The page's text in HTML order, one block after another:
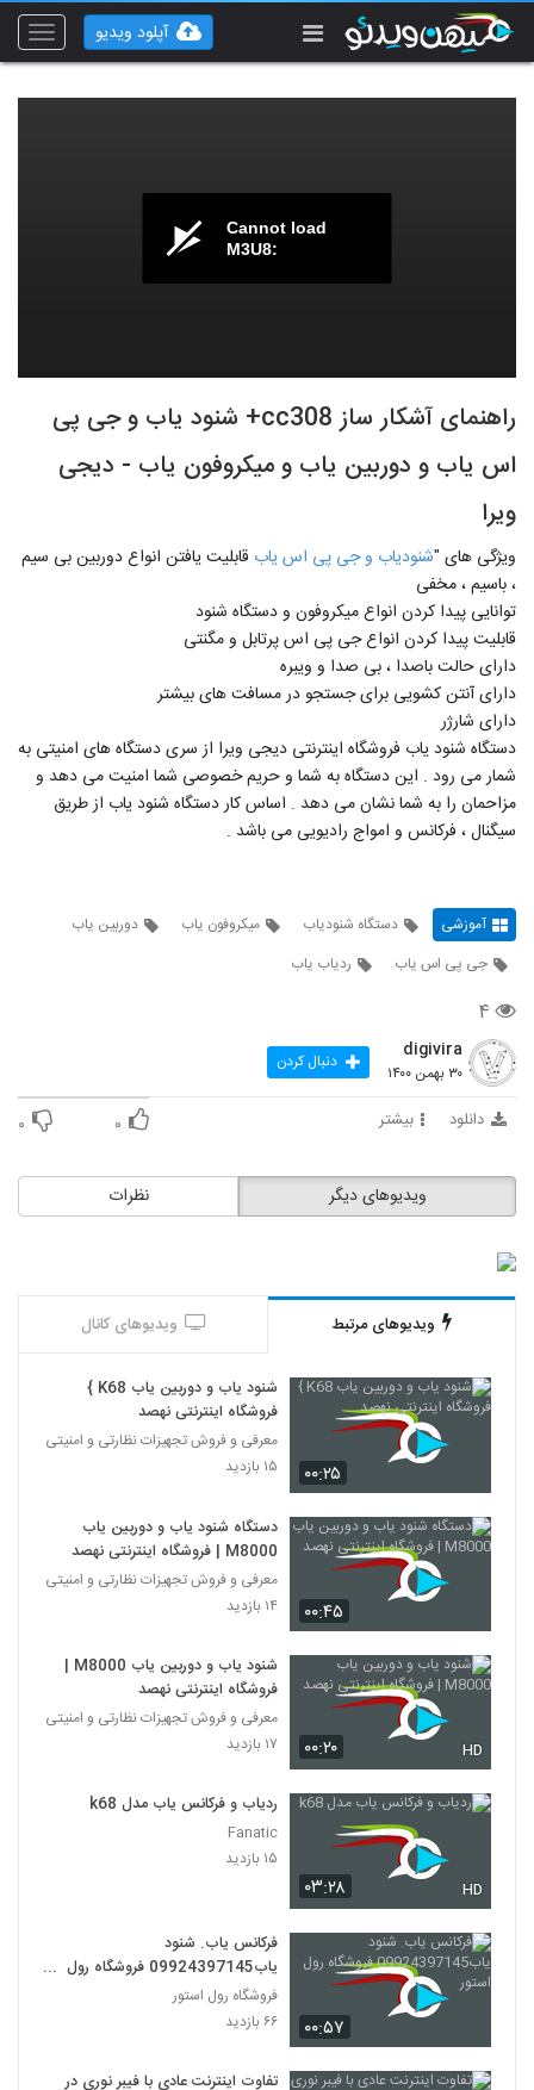
Toggle
آپلود ویدیو
Cannot load
M3U8:
راهنمای آشکار ساز cc308+ شنود یاب و جی پی
اس یاب و دوربین یاب و میکروفون یاب - دیجی
ویرا
ویژگی های "شنودیاب و جی پی اس یاب قابلیت یافتن انواع دوربین بی سیم
، باسیم ، مخفی
توانایی پیدا کردن انواع میکروفون و دستگاه شنود
قابلیت پیدا کردن انواع جی پی اس پرتابل و مگنتی
دارای حالت باصدا ، بی صدا و ویبره
دارای آنتن کشویی برای جستجو در مسافت های بیشتر
دارای شارژر
دستگاه شنود یاب فروشگاه اینترنتی دیجی ویرا از سری دستگاه های امنیتی به
شمار می رود . این دستگاه به شما و حریم خصوصی شما امنیت می دهد و
مزاحمان را به شما نشان می دهد . اساس کار دستگاه شنود یاب از طریق
سیگنال ، فرکانس و امواج رادیویی می باشد .
آموزشی دستگاه شنودیاب میکروفون یاب
دوربین یاب
جی پی اس یاب
ردیاب یاب
۴
digivira
۳۰ بهمن ۱۴۰۰ دنبال کردن
دانلود بیشتر ۰ ۰
نظرات ویدیوهای دیگر
ویدیوهای مرتبط ویدیوهای کانال
۰۰:۲۵
شنود یاب و دوربین یاب K68 }
فروشگاه اینترنتی نهصد
معرفی و فروش تجهیزات نظارتی و امنیتی
۱۵ بازدید
۰۰:۴۵
دستگاه شنود یاب و دوربین یاب
M8000 | فروشگاه اینترنتی نهصد
معرفی و فروش تجهیزات نظارتی و امنیتی
۱۴ بازدید
۰۰:۲۰ HD
شنود یاب و دوربین یاب M8000 |
فروشگاه اینترنتی نهصد
معرفی و فروش تجهیزات نظارتی و امنیتی
۱۷ بازدید
۰۳:۲۸ HD
ردیاب و فرکانس یاب مدل k68
Fanatic
۱۵ بازدید
۰۰:۵۷
فرکانس یاب. شنود
یاب09924397145 فروشگاه رول
استور
فروشگاه رول استور
۶۶ بازدید
تفاوت اینترنت عادی با فیبر نوری در